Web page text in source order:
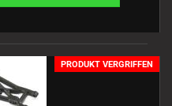
PRODUKT VERGRIFFEN